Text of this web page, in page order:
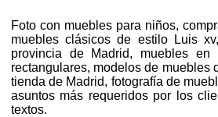
Foto con muebles para niños,
muebles clásicos de estilo Luis
provincia de Madrid, muebles
rectangulares, modelos de muebles
tienda de Madrid, fotografía de
asuntos más requeridos por los
textos.